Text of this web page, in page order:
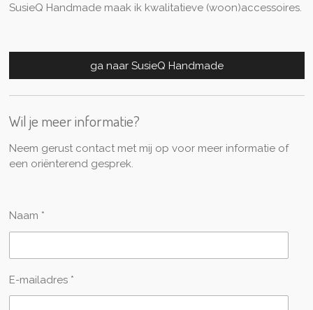
SusieQ Handmade maak ik kwalitatieve (woon)accessoires.
ga naar SusieQ Handmade
Wil je meer informatie?
Neem gerust contact met mij op voor meer informatie of
een oriënterend gesprek.
Naam *
E-mailadres *